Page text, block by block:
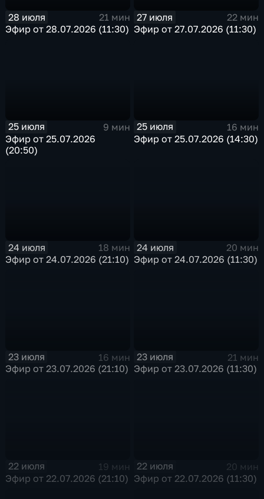
28 июля
21 мин
Эфир от 28.07.2026 (11:30)
27 июля
22 мин
Эфир от 27.07.2026 (11:30)
25 июля
9 мин
Эфир от 25.07.2026
(20:50)
25 июля
16 мин
Эфир от 25.07.2026 (14:30)
24 июля
18 мин
Эфир от 24.07.2026 (21:10)
24 июля
20 мин
Эфир от 24.07.2026 (11:30)
23 июля
16 мин
Эфир от 23.07.2026 (21:10)
23 июля
21 мин
Эфир от 23.07.2026 (11:30)
22 июля
19 мин
Эфир от 22.07.2026 (21:10)
22 июля
20 мин
Эфир от 22.07.2026 (11:30)